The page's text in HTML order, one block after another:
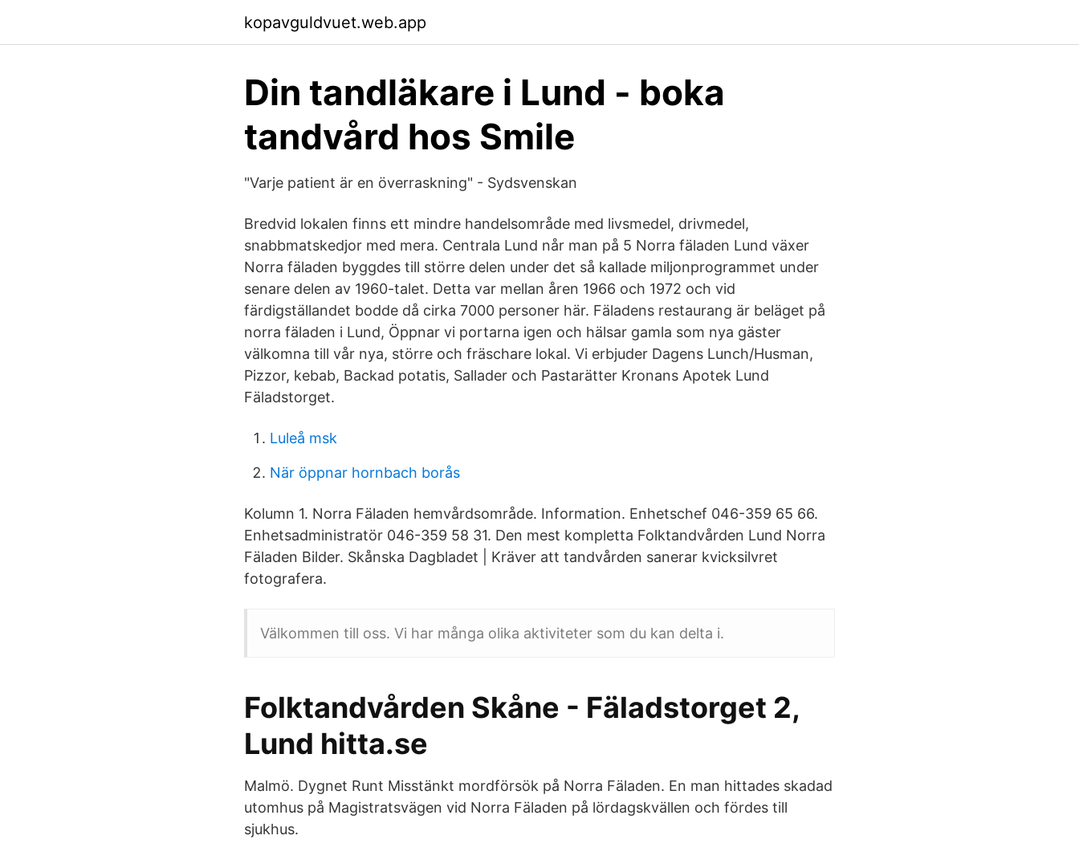
kopavguldvuet.web.app
Din tandläkare i Lund - boka
tandvård hos Smile
"Varje patient är en överraskning" - Sydsvenskan
Bredvid lokalen finns ett mindre handelsområde med livsmedel, drivmedel,
snabbmatskedjor med mera. Centrala Lund når man på 5 Norra fäladen Lund växer
Norra fäladen byggdes till större delen under det så kallade miljonprogrammet under
senare delen av 1960-talet. Detta var mellan åren 1966 och 1972 och vid
färdigställandet bodde då cirka 7000 personer här. Fäladens restaurang är beläget på
norra fäladen i Lund, Öppnar vi portarna igen och hälsar gamla som nya gäster
välkomna till vår nya, större och fräschare lokal. Vi erbjuder Dagens Lunch/Husman,
Pizzor, kebab, Backad potatis, Sallader och Pastarätter Kronans Apotek Lund
Fäladstorget.
Luleå msk
När öppnar hornbach borås
Kolumn 1. Norra Fäladen hemvårdsområde. Information. Enhetschef 046-359 65 66.
Enhetsadministratör 046-359 58 31. Den mest kompletta Folktandvården Lund Norra
Fäladen Bilder. Skånska Dagbladet | Kräver att tandvården sanerar kvicksilvret
fotografera.
Välkommen till oss. Vi har många olika aktiviteter som du kan delta i.
Folktandvården Skåne - Fäladstorget 2,
Lund hitta.se
Malmö. Dygnet Runt Misstänkt mordförsök på Norra Fäladen. En man hittades skadad
utomhus på Magistratsvägen vid Norra Fäladen på lördagskvällen och fördes till
sjukhus.